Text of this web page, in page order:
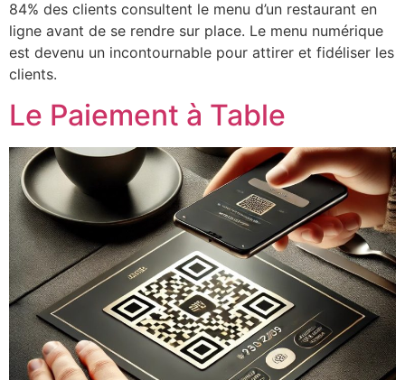
84% des clients consultent le menu d’un restaurant en
ligne avant de se rendre sur place. Le menu numérique
est devenu un incontournable pour attirer et fidéliser les
clients.
Le Paiement à Table